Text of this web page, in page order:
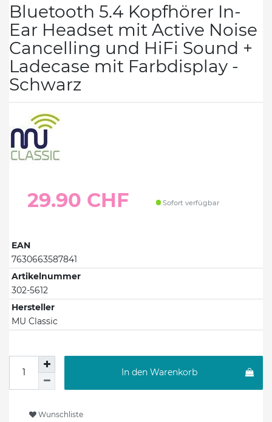
Bluetooth 5.4 Kopfhörer In-
Ear Headset mit Active Noise
Cancelling und HiFi Sound +
Ladecase mit Farbdisplay -
Schwarz
29.90 CHF Sofort verfügbar
EAN
7630663587841
Artikelnummer
302-5612
Hersteller
MU Classic
In den Warenkorb
Wunschliste